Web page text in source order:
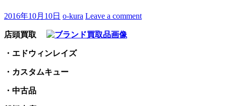
2016年10月10日 o-kura Leave a comment
店頭買取
・エドウィンレイズ
・カスタムキュー
・中古品